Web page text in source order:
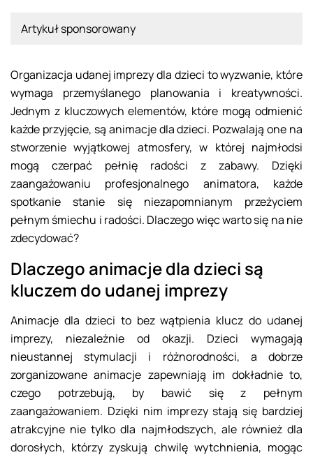
Artykuł sponsorowany
Organizacja udanej imprezy dla dzieci to wyzwanie, które
wymaga przemyślanego planowania i kreatywności.
Jednym z kluczowych elementów, które mogą odmienić
każde przyjęcie, są animacje dla dzieci. Pozwalają one na
stworzenie wyjątkowej atmosfery, w której najmłodsi
mogą czerpać pełnię radości z zabawy. Dzięki
zaangażowaniu profesjonalnego animatora, każde
spotkanie stanie się niezapomnianym przeżyciem
pełnym śmiechu i radości. Dlaczego więc warto się na nie
zdecydować?
Dlaczego animacje dla dzieci są
kluczem do udanej imprezy
Animacje dla dzieci to bez wątpienia klucz do udanej
imprezy, niezależnie od okazji. Dzieci wymagają
nieustannej stymulacji i różnorodności, a dobrze
zorganizowane animacje zapewniają im dokładnie to,
czego potrzebują, by bawić się z pełnym
zaangażowaniem. Dzięki nim imprezy stają się bardziej
atrakcyjne nie tylko dla najmłodszych, ale również dla
dorosłych, którzy zyskują chwilę wytchnienia, mogąc